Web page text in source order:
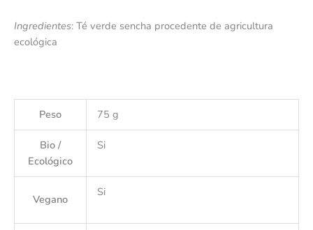
Ingredientes: Té verde sencha procedente de agricultura
ecológica
Peso 75 g
Bio /
Ecológico
Si
Vegano
Si